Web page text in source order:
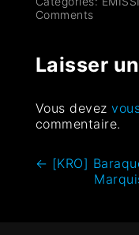
Comments
Laisser
Vous devez
commentaire.
← [KRO]